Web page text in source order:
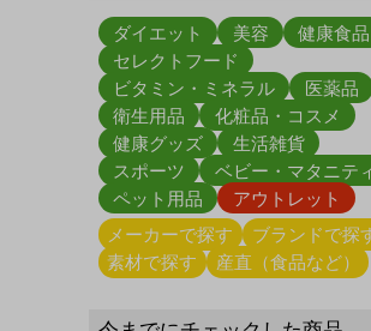
ダイエット 美容
健康食品
セレクトフード
ビタミン・ミネラル
医薬品
衛生用品
化粧品・コスメ
健康グッズ
生活雑貨
スポーツ
ベビー・マタニテ
ペット用品
アウトレット
メーカーで探す
ブランドで探
素材で探す
産直（食品など）